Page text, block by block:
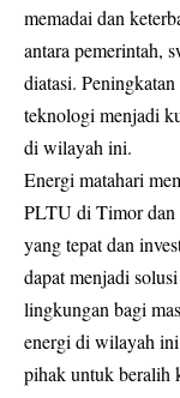
memadai dan
antara pemerintah,
diatasi.
teknologi menjadi
di wilayah ini.
Energi matahari
PLTU di Timor dan
yang tepat dan
dapat menjadi
lingkungan bagi
energi di wilayah ini
pihak untuk beralih